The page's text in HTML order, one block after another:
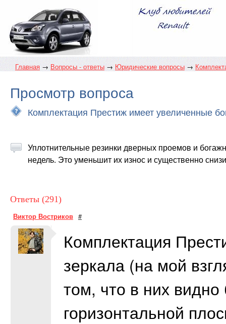
Главная → Вопросы - ответы → Юридические вопросы →
Просмотр вопроса
Комплектация Престиж имеет увеличенные
Уплотнительные резинки дверных проемов и
недель. Это уменьшит их износ и существенно
Ответы (291)
Виктор Востриков #
Комплектация
зеркала (на мой
том, что в них
горизонтальной